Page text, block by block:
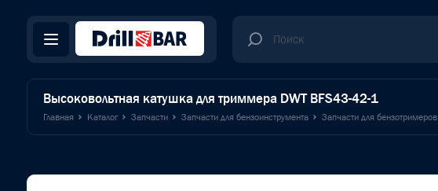
Высоковольтная катушка для триммера DWT BFS43-42-1
Главная Каталог Запчасти Запчасти для бензоинструмента Запчасти для бензотримеров